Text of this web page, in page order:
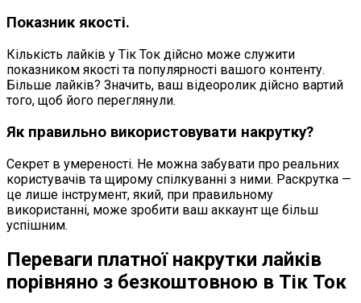
Показник якості.
Кількість лайків у Тік Ток дійсно може служити
показником якості та популярності вашого контенту.
Більше лайків? Значить, ваш відеоролик дійсно вартий
того, щоб його переглянули.
Як правильно використовувати накрутку?
Секрет в умереності. Не можна забувати про реальних
користувачів та щирому спілкуванні з ними. Раскрутка —
це лише інструмент, який, при правильному
використанні, може зробити ваш аккаунт ще більш
успішним.
Переваги платної накрутки лайків
порівняно з безкоштовною в Тік Ток